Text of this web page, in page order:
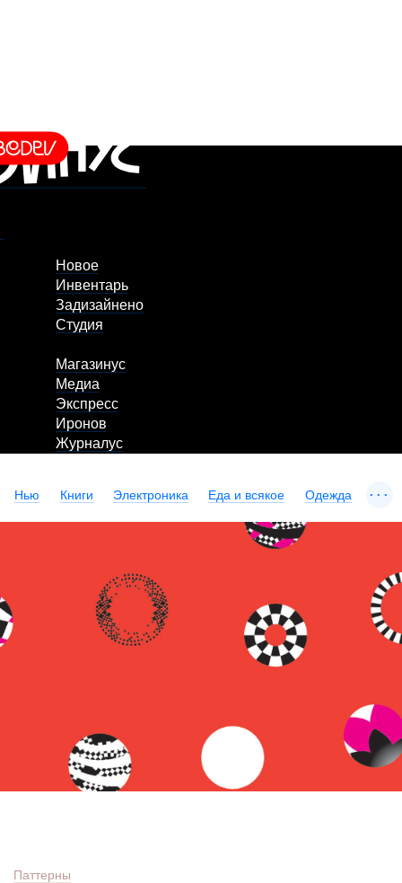
Новое
Инвентарь
Задизайнено
Студия
Магазинус
Медиа
Экспресс
Иронов
Журналус
Нью Книги Электроника Еда и всякое Одежда ...
Паттерны